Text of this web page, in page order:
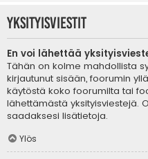
Yksityisviestit
En voi lähettää
Tähän on kolme mahdollista
kirjautunut sisään, foorumin
käytöstä koko foorumilta tai
lähettämästä yksityisviestejä.
saadaksesi lisätietoja.
Ylös